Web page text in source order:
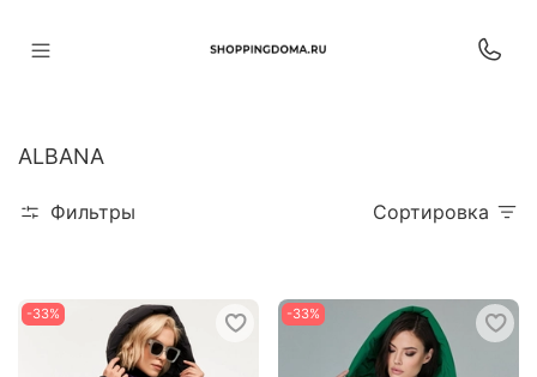
ALBANA
Фильтры Сортировка
-33% -33%